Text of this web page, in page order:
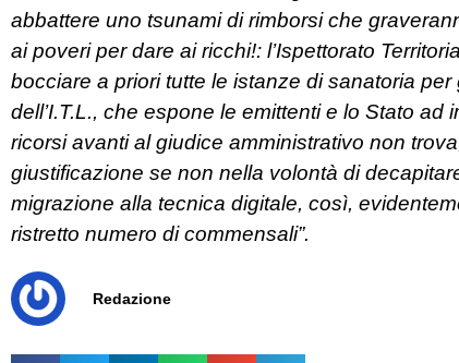
abbattere uno tsunami di rimborsi che
ai poveri per dare ai ricchi!: l’Ispettorato
bocciare a priori tutte le istanze di sanatoria
dell’I.T.L., che espone le emittenti e lo Stato
ricorsi avanti al giudice amministrativo non
giustificazione se non nella volontà di
migrazione alla tecnica digitale, così,
ristretto numero di commensali”.
Redazione